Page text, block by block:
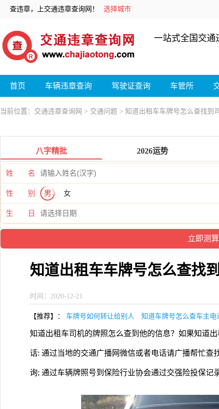
查违章，上交通违章查询网！ 选择城市
一站式全国交通
首页 车辆违章查询 驾驶证查询 车管所
当前位置： 交通违章查询网 > 交通问题 > 知道出租车车牌号怎么查找到
八字精批 2026运势
姓 名
性 别 男 女
生 日
知道出租车车牌号怎么查找
时间：2020-12-21
【推荐】： 车牌号如何转让给别人 知道车牌号怎么查车主电
知道出租车司机的牌照怎么查到他的信息？如果知道
话: 通过当地的交通广播网微信或者电话请广播帮忙查
询; 通过车辆牌照号到保险行业协会通过交强险投保记